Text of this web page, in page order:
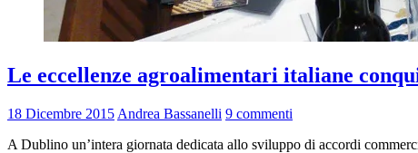
Le eccellenze agroalimentari italiane
18 Dicembre 2015 Andrea Bassanelli 9 commenti
A Dublino un’intera giornata dedicata allo sviluppo di accordi